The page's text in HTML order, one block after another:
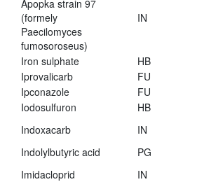
Apopka strain 97
(formely
Paecilomyces
fumosoroseus)
IN
Iron sulphate HB
Iprovalicarb
FU
Ipconazole
FU
Iodosulfuron
HB
Indoxacarb
IN
Indolylbutyric acid
PG
Imidacloprid
IN